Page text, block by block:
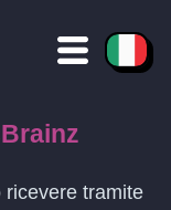
tramite